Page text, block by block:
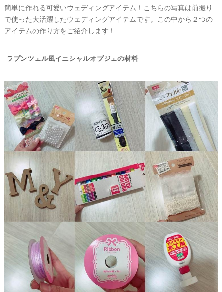
簡単に作れる可愛いウェディングアイテム！こちらの写真は前撮り
で使った大活躍したウェディングアイテムです。この中から２つの
アイテムの作り方をご紹介します！
ラプンツェル風イニシャルオブジェの材料